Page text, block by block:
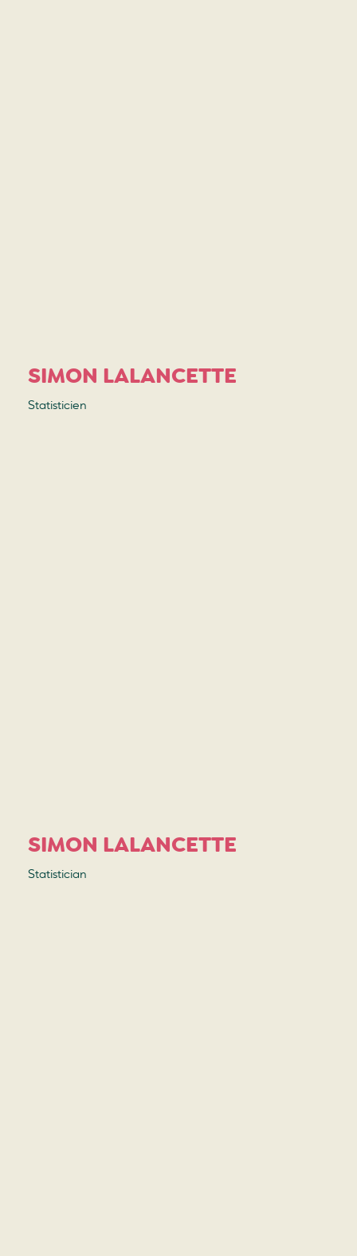
SIMON LALANCETTE
Statisticien
SIMON LALANCETTE
Statistician